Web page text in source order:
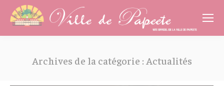
Archives de la catégorie : Actualités
Cookies management panel